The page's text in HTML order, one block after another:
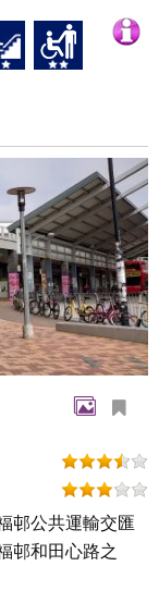
邨公共運輸交匯
邨和田心路之